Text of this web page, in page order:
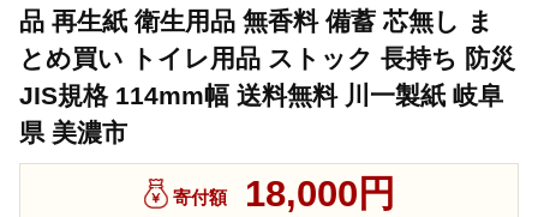
品 再生紙 衛生用品 無香料 備蓄 芯無し ま
とめ買い トイレ用品 ストック 長持ち 防災
JIS規格 114mm幅 送料無料 川一製紙 岐阜
県 美濃市
寄付額 18,000円